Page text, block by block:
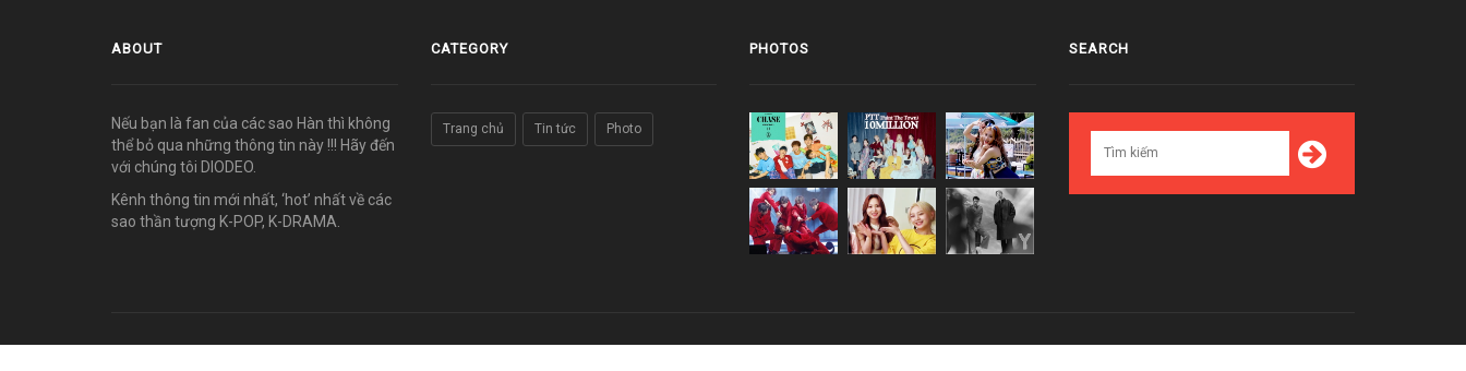
ABOUT
Nếu bạn là fan của các sao Hàn thì không
thể bỏ qua những thông tin này !!! Hãy đến
với chúng tôi DIODEO.
Kênh thông tin mới nhất, ‘hot’ nhất về các
sao thần tượng K-POP, K-DRAMA.
CATEGORY
Trang chủ Tin tức Photo
PHOTOS SEARCH